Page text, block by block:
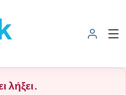
λήξει.